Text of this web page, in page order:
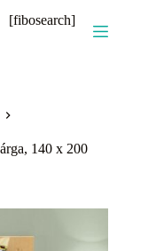
[fibosearch]
140 x 200